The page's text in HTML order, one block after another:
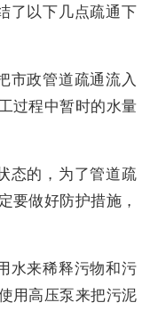
了以下几点疏通下
市政管道疏通流入
过程中暂时的水量
态的，为了管道疏
要做好防护措施，
水来稀释污物和污
用高压泵来把污泥